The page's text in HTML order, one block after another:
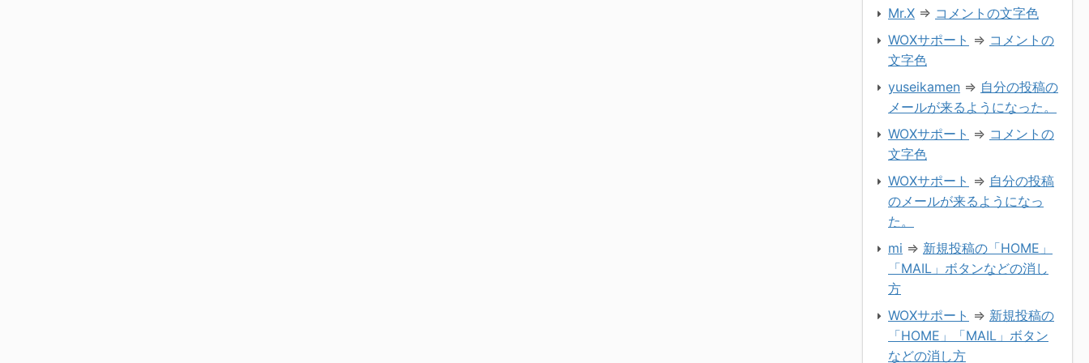
Mr.X ⇒ コメントの文字色
WOXサポート ⇒ コメントの
文字色
yuseikamen ⇒ 自分の投稿の
メールが来るようになった。
WOXサポート ⇒ コメントの
文字色
WOXサポート ⇒ 自分の投稿
のメールが来るようになっ
た。
mi ⇒ 新規投稿の「HOME」
「MAIL」ボタンなどの消し
方
WOXサポート ⇒ 新規投稿の
「HOME」「MAIL」ボタン
などの消し方